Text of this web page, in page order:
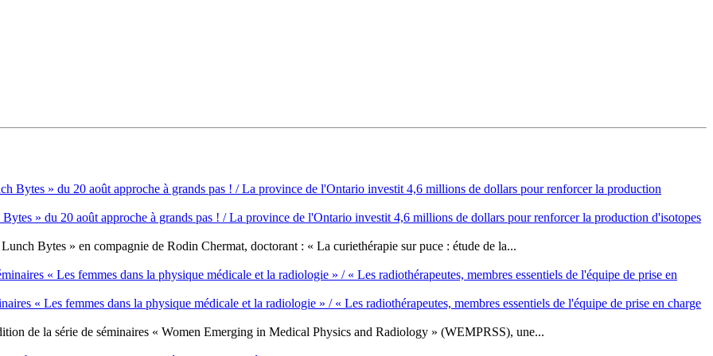
» du 20 août approche à grands pas ! / La province de l'Ontario investit 4,6 millions de dollars pour renforcer la production d'isotopes
Bytes » en compagnie de Rodin Chermat, doctorant : « La curiethérapie sur puce : étude de la...
« Les femmes dans la physique médicale et la radiologie » / « Les radiothérapeutes, membres essentiels de l'équipe de prise en charge
de la série de séminaires « Women Emerging in Medical Physics and Radiology » (WEMPRSS), une...